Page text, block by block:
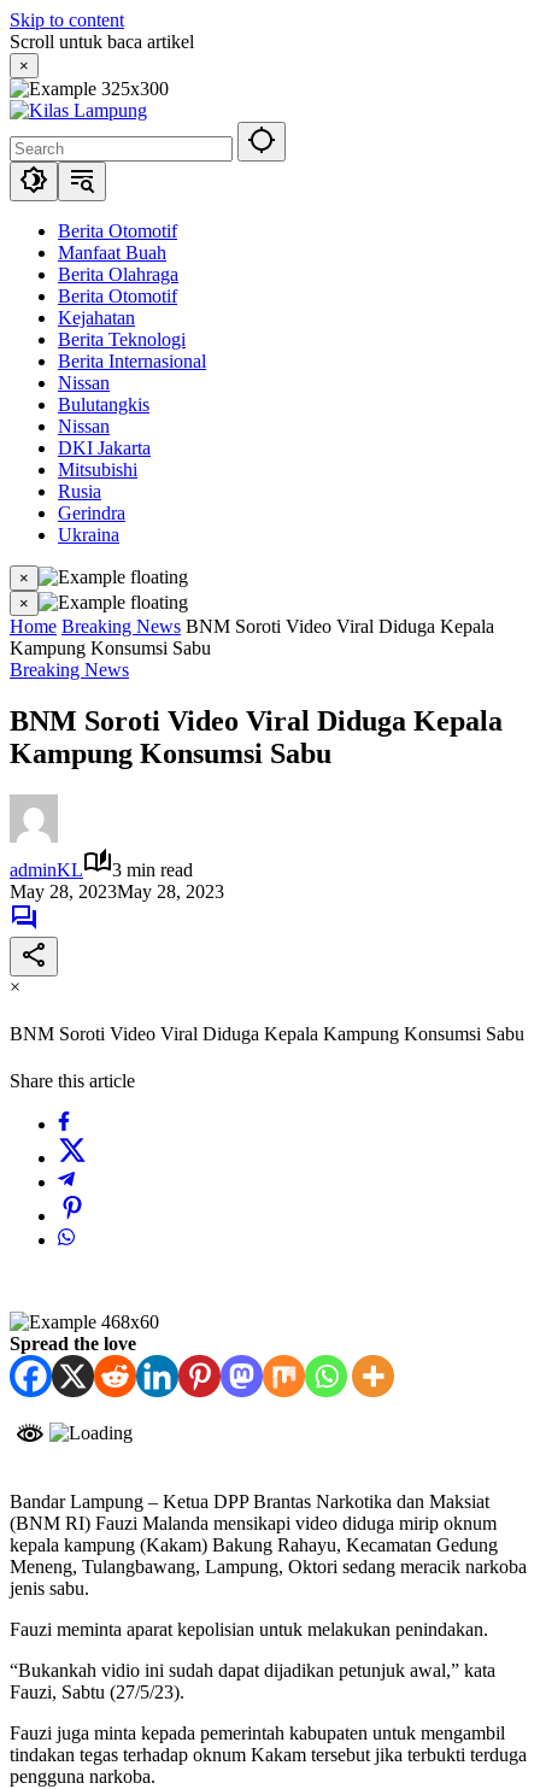
Skip to content
Scroll untuk baca artikel
×
Berita Otomotif
Manfaat Buah
Berita Olahraga
Berita Otomotif
Kejahatan
Berita Teknologi
Berita Internasional
Nissan
Bulutangkis
Nissan
DKI Jakarta
Mitsubishi
Rusia
Gerindra
Ukraina
×
×
Home Breaking News BNM Soroti Video Viral Diduga Kepala
Kampung Konsumsi Sabu
Breaking News
BNM Soroti Video Viral Diduga Kepala
Kampung Konsumsi Sabu
adminKL
3 min read
May 28, 2023May 28, 2023
×
BNM Soroti Video Viral Diduga Kepala Kampung Konsumsi Sabu
Share this article
Spread the love
Bandar Lampung – Ketua DPP Brantas Narkotika dan Maksiat
(BNM RI) Fauzi Malanda mensikapi video diduga mirip oknum
kepala kampung (Kakam) Bakung Rahayu, Kecamatan Gedung
Meneng, Tulangbawang, Lampung, Oktori sedang meracik narkoba
jenis sabu.
Fauzi meminta aparat kepolisian untuk melakukan penindakan.
“Bukankah vidio ini sudah dapat dijadikan petunjuk awal,” kata
Fauzi, Sabtu (27/5/23).
Fauzi juga minta kepada pemerintah kabupaten untuk mengambil
tindakan tegas terhadap oknum Kakam tersebut jika terbukti terduga
pengguna narkoba.